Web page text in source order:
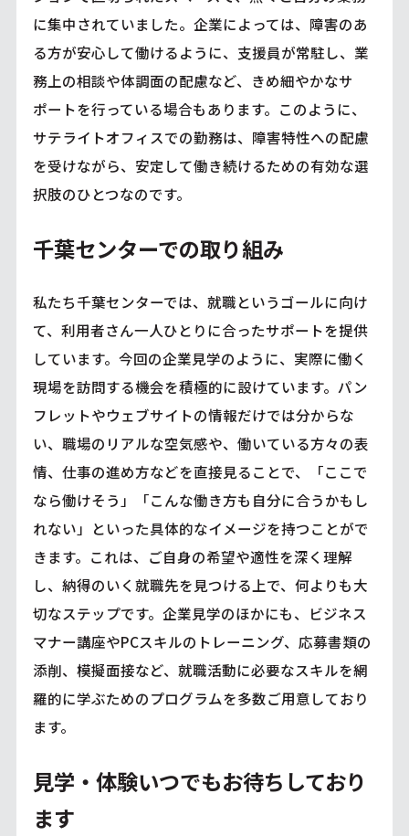
に集中されていました。企業によっては、障害のあ
る方が安心して働けるように、支援員が常駐し、業
務上の相談や体調面の配慮など、きめ細やかなサ
ポートを行っている場合もあります。このように、
サテライトオフィスでの勤務は、障害特性への配慮
を受けながら、安定して働き続けるための有効な選
択肢のひとつなのです。
千葉センターでの取り組み
私たち千葉センターでは、就職というゴールに向け
て、利用者さん一人ひとりに合ったサポートを提供
しています。今回の企業見学のように、実際に働く
現場を訪問する機会を積極的に設けています。パン
フレットやウェブサイトの情報だけでは分からな
い、職場のリアルな空気感や、働いている方々の表
情、仕事の進め方などを直接見ることで、「ここで
なら働けそう」「こんな働き方も自分に合うかもし
れない」といった具体的なイメージを持つことがで
きます。これは、ご自身の希望や適性を深く理解
し、納得のいく就職先を見つける上で、何よりも大
切なステップです。企業見学のほかにも、ビジネス
マナー講座やPCスキルのトレーニング、応募書類の
添削、模擬面接など、就職活動に必要なスキルを網
羅的に学ぶためのプログラムを多数ご用意しており
ます。
見学・体験いつでもお待ちしており
ます